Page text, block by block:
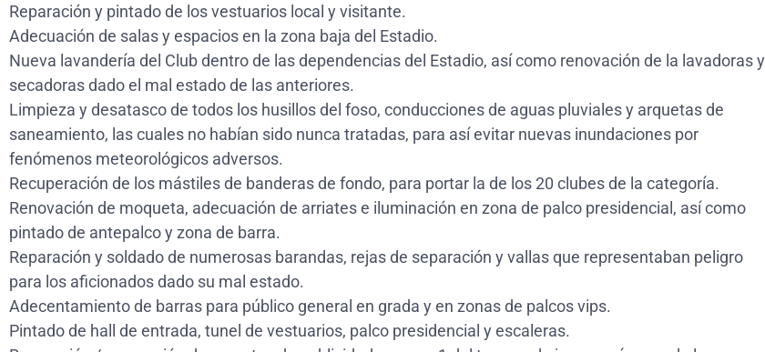
Reparación y pintado de los vestuarios local y visitante.
Adecuación de salas y espacios en la zona baja del Estadio.
Nueva lavandería del Club dentro de las dependencias del Estadio, así como renovación de la lavadoras y
secadoras dado el mal estado de las anteriores.
Limpieza y desatasco de todos los husillos del foso, conducciones de aguas pluviales y arquetas de
saneamiento, las cuales no habían sido nunca tratadas, para así evitar nuevas inundaciones por
fenómenos meteorológicos adversos.
Recuperación de los mástiles de banderas de fondo, para portar la de los 20 clubes de la categoría.
Renovación de moqueta, adecuación de arriates e iluminación en zona de palco presidencial, así como
pintado de antepalco y zona de barra.
Reparación y soldado de numerosas barandas, rejas de separación y vallas que representaban peligro
para los aficionados dado su mal estado.
Adecentamiento de barras para público general en grada y en zonas de palcos vips.
Pintado de hall de entrada, tunel de vestuarios, palco presidencial y escaleras.